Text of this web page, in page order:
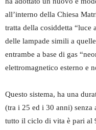
all’interno della Chiesa
tratta della cosiddetta “luce
delle lampade simili a
entrambe a base di gas
elettromagnetico esterno e
Questo sistema, ha una
(tra i 25 ed i 30 anni) senza
tutto il ciclo di vita è pari al